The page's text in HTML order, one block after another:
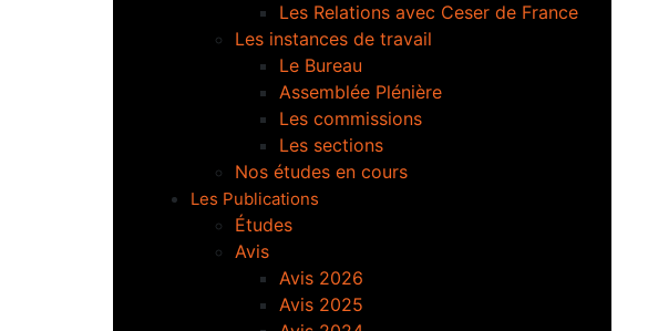
Les Relations avec Ceser de France
Les instances de travail
Le Bureau
Assemblée Plénière
Les commissions
Les sections
Nos études en cours
Les Publications
Études
Avis
Avis 2026
Avis 2025